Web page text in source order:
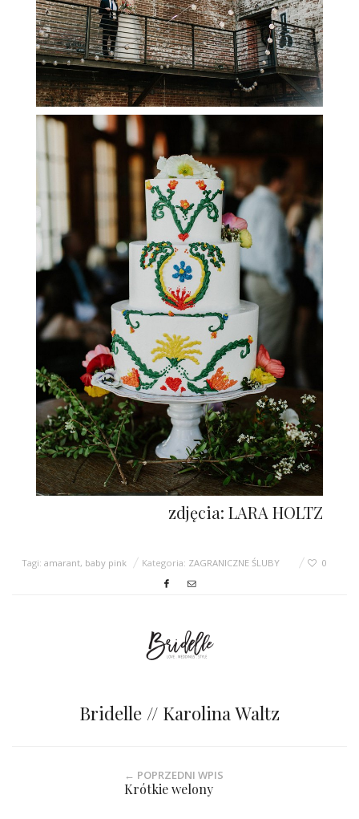
zdjęcia: LARA HOLTZ
Tagi:amarant, baby pink Kategoria: ZAGRANICZNE ŚLUBY 0
Bridelle // Karolina Waltz
← POPRZEDNI WPIS
Krótkie welony